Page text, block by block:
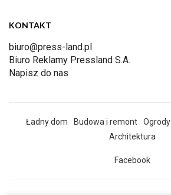
KONTAKT
biuro@press-land.pl
Biuro Reklamy Pressland S.A.
Napisz do nas
Ładny dom Budowa i remont Ogrody
Architektura
Facebook